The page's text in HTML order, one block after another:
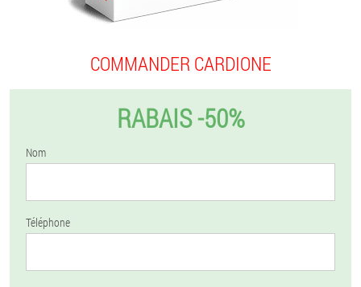
COMMANDER CARDIONE
RABAIS -50%
Nom
Téléphone